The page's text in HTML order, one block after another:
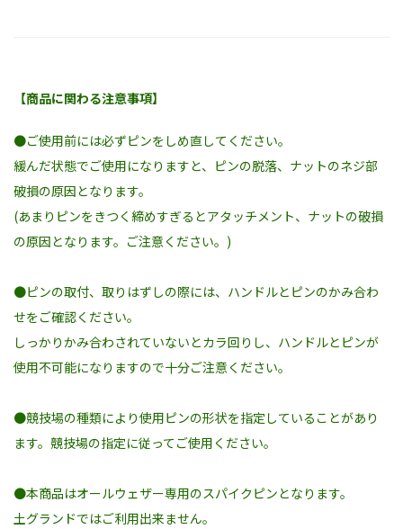
【商品に関わる注意事項】
●ご使用前には必ずピンをしめ直してください。
緩んだ状態でご使用になりますと、ピンの脱落、ナットのネジ部
破損の原因となります。
(あまりピンをきつく締めすぎるとアタッチメント、ナットの破損
の原因となります。ご注意ください。)
●ピンの取付、取りはずしの際には、ハンドルとピンのかみ合わ
せをご確認ください。
しっかりかみ合わされていないとカラ回りし、ハンドルとピンが
使用不可能になりますので十分ご注意ください。
●競技場の種類により使用ピンの形状を指定していることがあり
ます。競技場の指定に従ってご使用ください。
●本商品はオールウェザー専用のスパイクピンとなります。
土グランドではご利用出来ません。